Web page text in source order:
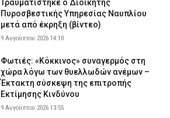
Τραυματίστηκε o Διοικητής
Πυροσβεστικής Υπηρεσίας Ναυπλίου
μετά από έκρηξη (βίντεο)
9 Αυγούστου 2026 14:10
Φωτιές: «Κόκκινος» συναγερμός στη
χώρα λόγω των θυελλωδών ανέμων –
Έκτακτη σύσκεψη της επιτροπής
Εκτίμησης Κινδύνου
9 Αυγούστου 2026 13:55